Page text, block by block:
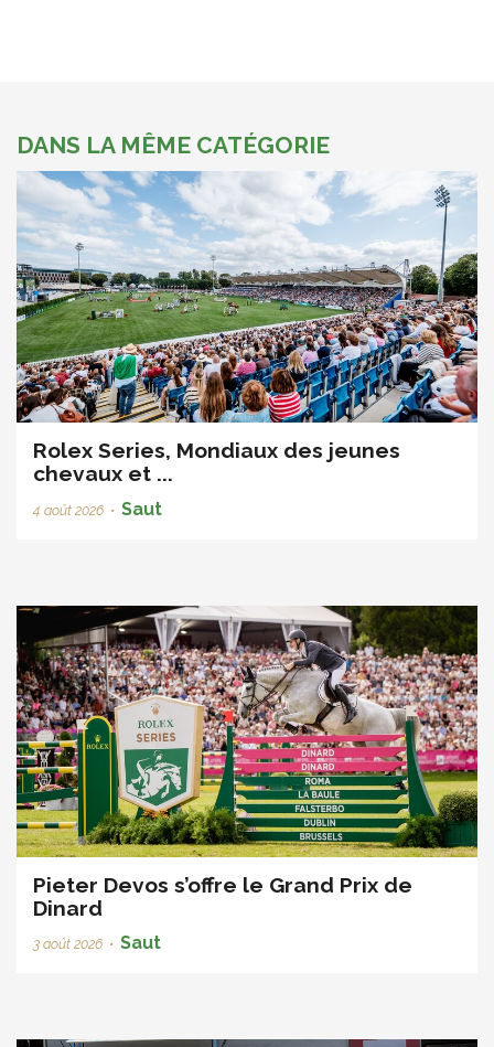
DANS LA MÊME CATÉGORIE
Rolex Series, Mondiaux des jeunes
chevaux et ...
4 août 2026 • Saut
Pieter Devos s’offre le Grand Prix de
Dinard
3 août 2026 • Saut